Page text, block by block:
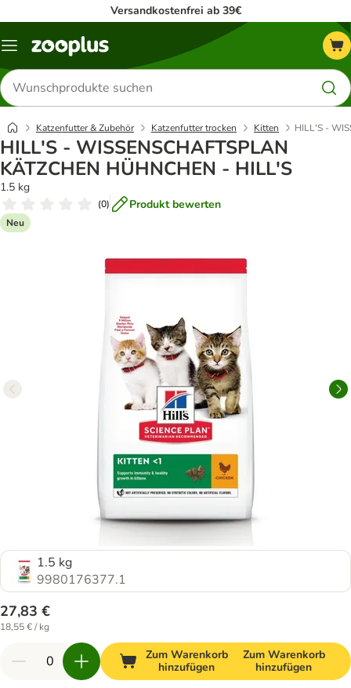
Versandkostenfrei ab 39€
Menü
Produkte
suchen
Katzenfutter & Zubehör Katzenfutter trocken Kitten HILL'S -
HILL'S - WISSENSCHAFTSPLAN
KÄTZCHEN HÜHNCHEN - HILL'S
1.5 kg
(0) Produkt bewerten
Neu
1.5 kg
9980176377.1
27,83 €
18,55 € / kg
Zum Warenkorb
hinzufügen
Zum Warenkorb
hinzufügen